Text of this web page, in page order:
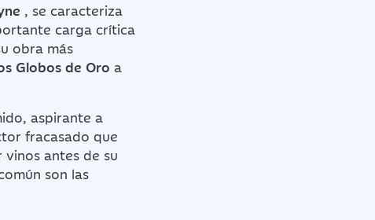
, se caracteriza
carga crítica
obra más
Globos de Oro a
aspirante a
fracasado que
antes de su
son las